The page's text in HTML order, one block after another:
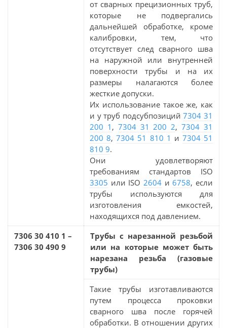
от сварных прецизионных труб,
которые не подвергались
дальнейшей обработке, кроме
калибровки, тем, что
отсутствует след сварного шва
на наружной или внутренней
поверхности трубы и на их
размеры налагаются более
жесткие допуски.
Их использование такое же, как
и у труб подсубпозиций7304 31
200 1 , 7304 31 200 2,7304 31
200 8,7304 51 810 1 и 7304 51
810 9.
Они удовлетворяют
требованиям стандартов ISO
3305 или ISO 2604 и 6758, если
трубы используются для
изготовления емкостей,
находящихся под давлением.
7306 30 410 1 –
7306 30 490 9
Трубы с нарезанной резьбой
или на которые может быть
нарезана резьба (газовые
трубы)
Такие трубы изготавливаются
путем процесса проковки
сварного шва после горячей
обработки. В отношении других